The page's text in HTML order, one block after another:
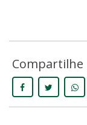
Compartilhe